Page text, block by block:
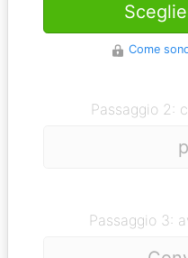
Come
Passaggio 2:
Passaggio 3: